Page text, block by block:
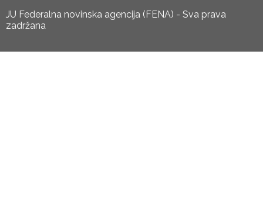
JU Federalna novinska agencija (FENA) - Sva prava
zadržana